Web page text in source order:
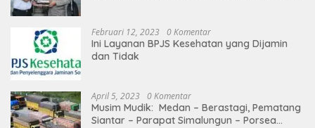
Februari 12, 2023 0 Komentar
Ini Layanan BPJS Kesehatan yang Dijamin
dan Tidak
April 5, 2023 0 Komentar
Musim Mudik: Medan – Berastagi, Pematang
Siantar – Parapat Simalungun – Porsea